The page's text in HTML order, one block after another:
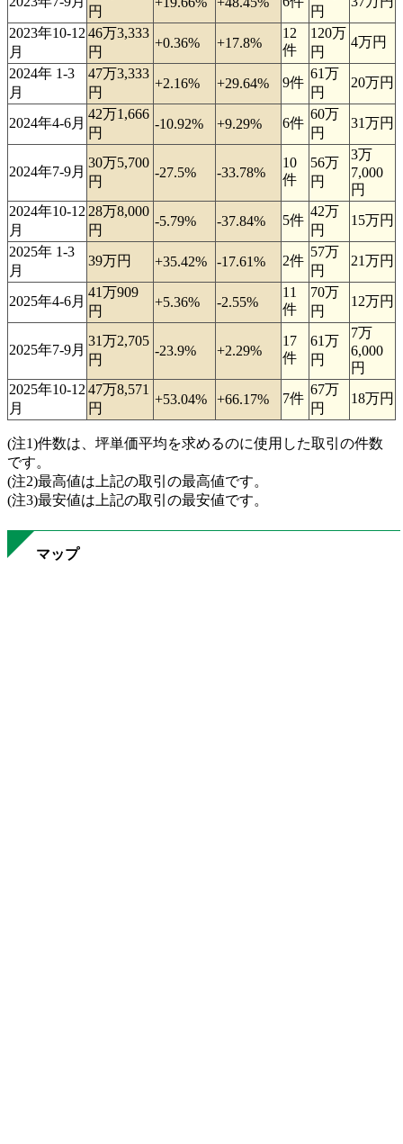
円
円
2023年10-12
月
46万3,333
円
+0.36% +17.8%
12
件
120万
円
4万円
2024年 1-3
月
47万3,333
円
+2.16% +29.64% 9件
61万
円
20万円
2024年4-6月
42万1,666
円
-10.92% +9.29% 6件
60万
円
31万円
2024年7-9月
30万5,700
円
-27.5% -33.78%
10
件
56万
円
3万
7,000
円
2024年10-12
月
28万8,000
円
-5.79% -37.84% 5件
42万
円
15万円
2025年 1-3
月
39万円 +35.42% -17.61% 2件
57万
円
21万円
2025年4-6月
41万909
円
+5.36% -2.55%
11
件
70万
円
12万円
2025年7-9月
31万2,705
円
-23.9% +2.29%
17
件
61万
円
7万
6,000
円
2025年10-12
月
47万8,571
円
+53.04% +66.17% 7件
67万
円
18万円
(注1)件数は、坪単価平均を求めるのに使用した取引の件数
です。
(注2)最高値は上記の取引の最高値です。
(注3)最安値は上記の取引の最安値です。
マップ